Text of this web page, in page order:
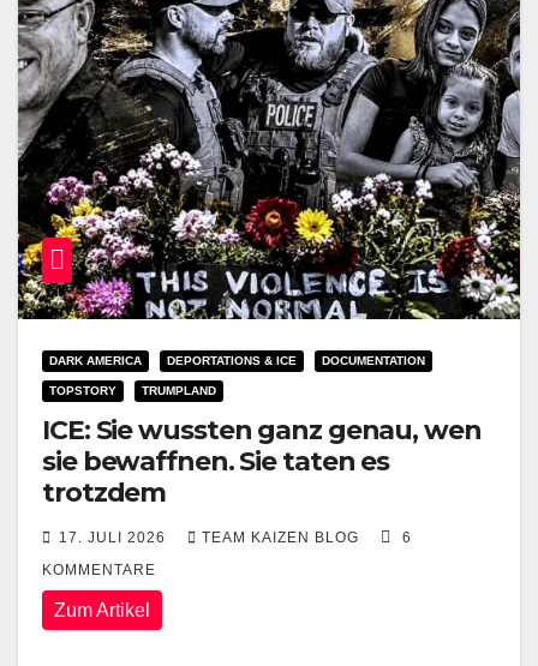
DARK AMERICA DEPORTATIONS & ICE DOCUMENTATION
TOPSTORY TRUMPLAND
ICE: Sie wussten ganz genau, wen
sie bewaffnen. Sie taten es
trotzdem
17. JULI 2026 TEAM KAIZEN BLOG
6
KOMMENTARE
Zum Artikel